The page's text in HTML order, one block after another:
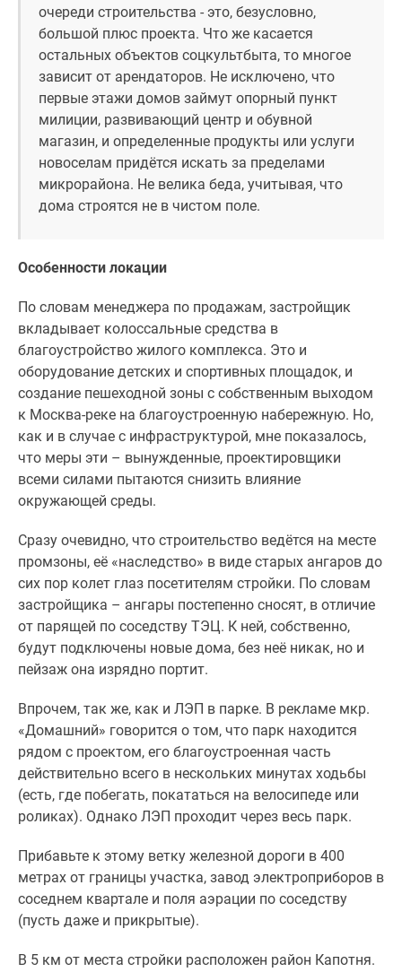
очереди строительства - это, безусловно,
большой плюс проекта. Что же касается
остальных объектов соцкультбыта, то многое
зависит от арендаторов. Не исключено, что
первые этажи домов займут опорный пункт
милиции, развивающий центр и обувной
магазин, и определенные продукты или услуги
новоселам придётся искать за пределами
микрорайона. Не велика беда, учитывая, что
дома строятся не в чистом поле.
Особенности локации
По словам менеджера по продажам, застройщик
вкладывает колоссальные средства в
благоустройство жилого комплекса. Это и
оборудование детских и спортивных площадок, и
создание пешеходной зоны с собственным выходом
к Москва-реке на благоустроенную набережную. Но,
как и в случае с инфраструктурой, мне показалось,
что меры эти – вынужденные, проектировщики
всеми силами пытаются снизить влияние
окружающей среды.
Сразу очевидно, что строительство ведётся на месте
промзоны, её «наследство» в виде старых ангаров до
сих пор колет глаз посетителям стройки. По словам
застройщика – ангары постепенно сносят, в отличие
от парящей по соседству ТЭЦ. К ней, собственно,
будут подключены новые дома, без неё никак, но и
пейзаж она изрядно портит.
Впрочем, так же, как и ЛЭП в парке. В рекламе мкр.
«Домашний» говорится о том, что парк находится
рядом с проектом, его благоустроенная часть
действительно всего в нескольких минутах ходьбы
(есть, где побегать, покататься на велосипеде или
роликах). Однако ЛЭП проходит через весь парк.
Прибавьте к этому ветку железной дороги в 400
метрах от границы участка, завод электроприборов в
соседнем квартале и поля аэрации по соседству
(пусть даже и прикрытые).
В 5 км от места стройки расположен район Капотня.